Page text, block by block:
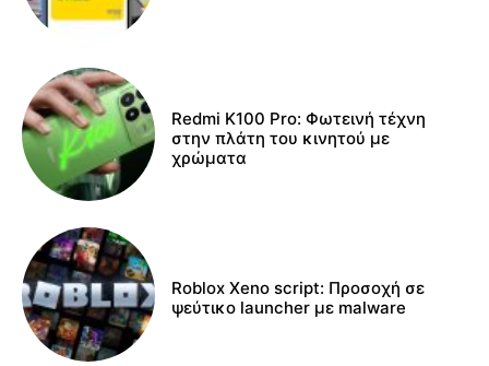
Redmi K100 Pro: Φωτεινή τέχνη
στην πλάτη του κινητού με
χρώματα
Roblox Xeno script: Προσοχή σε
ψεύτικο launcher με malware